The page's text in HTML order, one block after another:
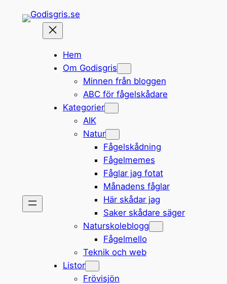
Hem
Om Godisgris
Minnen från bloggen
ABC för fågelskådare
Kategorier
AIK
Natur
Fågelskådning
Fågelmemes
Fåglar jag fotat
Månadens fåglar
Här skådar jag
Saker skådare säger
Naturskoleblogg
Fågelmello
Teknik och web
Listor
Frövisjön